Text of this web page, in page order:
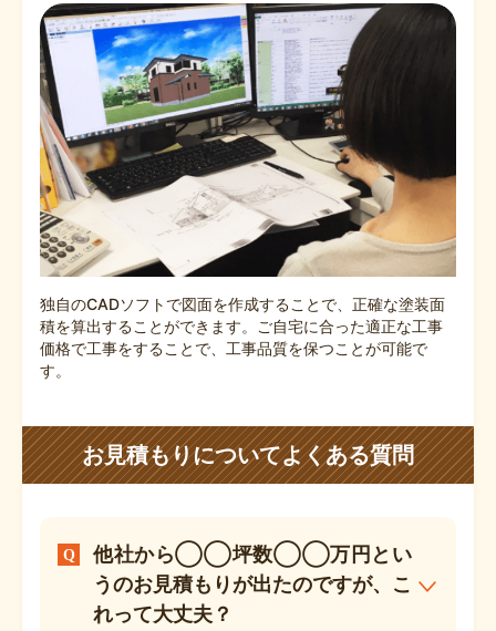
独自のCADソフトで図面を作成することで、正確な塗装面
積を算出することができます。ご自宅に合った適正な工事
価格で工事をすることで、工事品質を保つことが可能で
す。
お見積もりについてよくある質問
他社から◯◯坪数◯◯万円とい
うのお見積もりが出たのですが、こ
れって大丈夫？